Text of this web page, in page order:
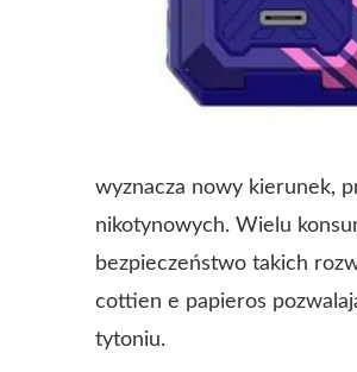
wyznacza nowy kierunek,
nikotynowych. Wielu
bezpieczeństwo takich
cottien e papieros
tytoniu.